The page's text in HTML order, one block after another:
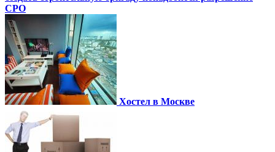
СРО
Хостел в Москве